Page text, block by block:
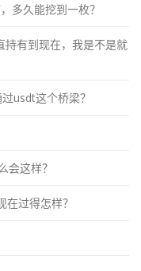
多久能挖到一枚？
持有到现在，我是不是就
usdt这个桥梁？
会这样？
过得怎样？